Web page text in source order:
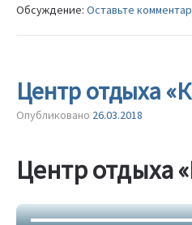
Обсуждение: Оставьте
Центр отдыха
Опубликовано 26.03.2018
Центр отдыха